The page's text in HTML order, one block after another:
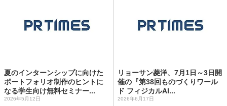
夏のインターンシップに向けた
ポートフォリオ制作のヒントに
なる学生向け無料セミナー...
2026年5月12日
リョーサン菱洋、7月1日～3日開
催の『第38回ものづくりワール
ド フィジカルAI...
2026年6月17日